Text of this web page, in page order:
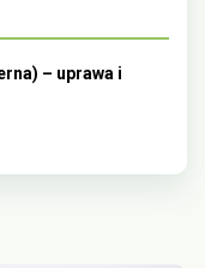
– uprawa i